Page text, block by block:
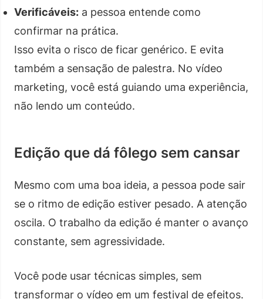
Verificáveis: a pessoa entende como
confirmar na prática.
Isso evita o risco de ficar genérico. E evita
também a sensação de palestra. No vídeo
marketing, você está guiando uma experiência,
não lendo um conteúdo.
Edição que dá fôlego sem cansar
Mesmo com uma boa ideia, a pessoa pode sair
se o ritmo de edição estiver pesado. A atenção
oscila. O trabalho da edição é manter o avanço
constante, sem agressividade.
Você pode usar técnicas simples, sem
transformar o vídeo em um festival de efeitos.